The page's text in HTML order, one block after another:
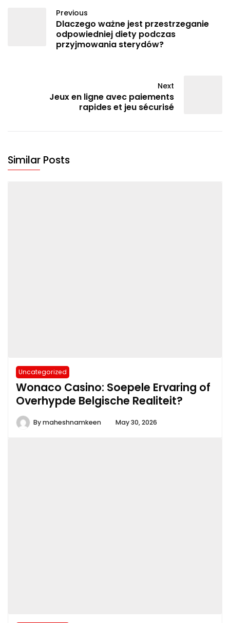
Previous
Dlaczego ważne jest przestrzeganie
odpowiedniej diety podczas
przyjmowania sterydów?
Next
Jeux en ligne avec paiements
rapides et jeu sécurisé
Similar Posts
Uncategorized
Wonaco Casino: Soepele Ervaring of
Overhypde Belgische Realiteit?
Bymaheshnamkeen May 30, 2026